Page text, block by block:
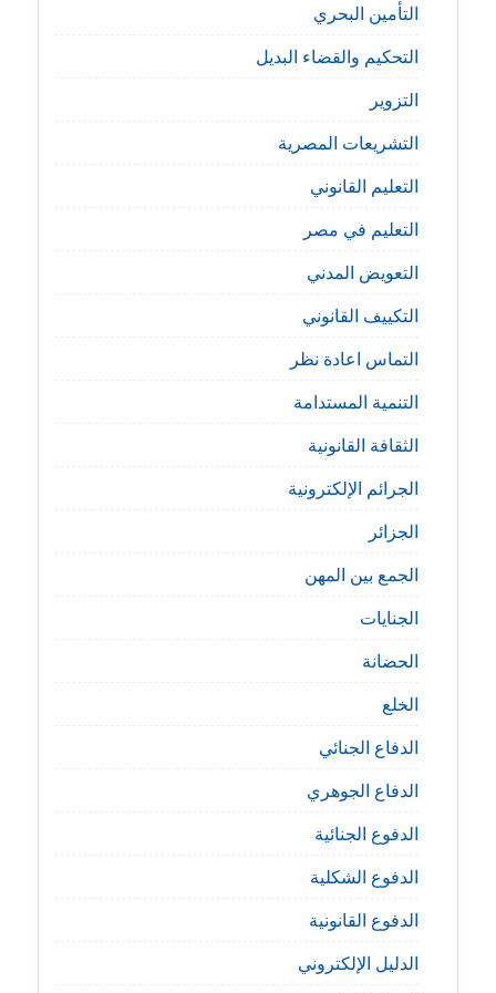
التأمين البحري
التحكيم والقضاء البديل
التزوير
التشريعات المصرية
التعليم القانوني
التعليم في مصر
التعويض المدني
التكييف القانوني
التماس اعادة نظر
التنمية المستدامة
الثقافة القانونية
الجرائم الإلكترونية
الجزائر
الجمع بين المهن
الجنايات
الحضانة
الخلع
الدفاع الجنائي
الدفاع الجوهري
الدفوع الجنائية
الدفوع الشكلية
الدفوع القانونية
الدليل الإلكتروني